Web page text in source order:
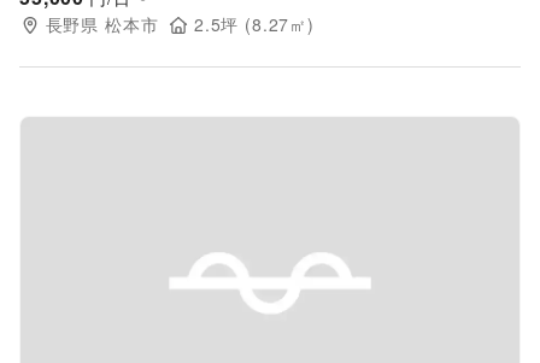
長野県 松本市 2.5坪 (8.27㎡)
Previous slide